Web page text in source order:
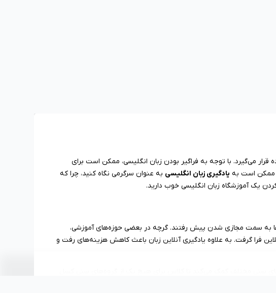
رسمی مورد استفاده قرار می‌گیرد. با توجه به فراگیر بودن زبان انگلیسی، ممکن است برای
ممکن است به یادگیری زبان انگلیسی به عنوان سرگرمی نگاه کنید، چرا که
یک آموزشگاه زبان انگلیسی خوب دارید.
به سمت مجازی شدن پیش رفتند. گرچه در بعضی حوزه‌های آموزشی،
فرا گرفت. به علاوه یادگیری آنلاین زبان باعث کاهش هزینه‌های رفت و